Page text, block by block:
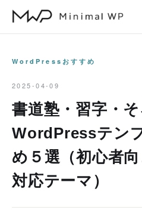
WordPressおすすめ
2025-04-09
書道塾・習字・
WordPressテン
め５選（初心者
対応テーマ）